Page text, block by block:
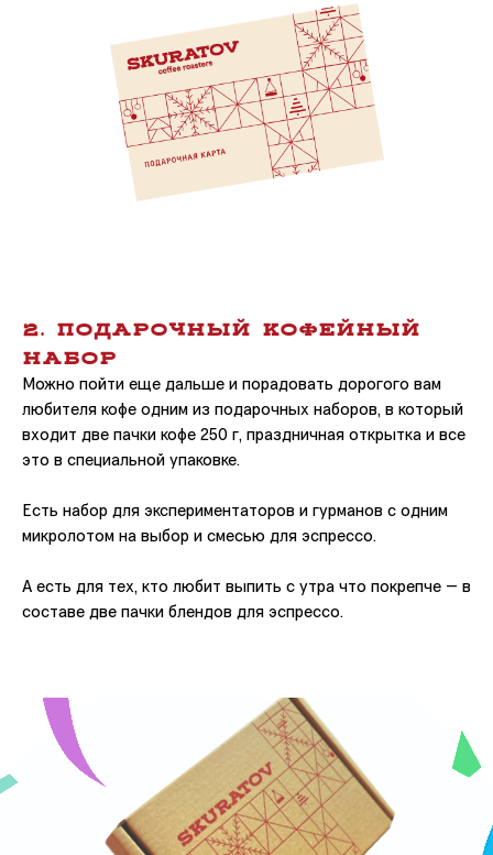
2. ПодАрочный кофЕйный
нАбор
Можно пойти еще дальше и порадовать дорогого вам
любителя кофе одним из подарочных наборов, в который
входит две пачки кофе 250 г, праздничная открытка и все
это в специальной упаковке.
Есть набор для экспериментаторов и гурманов с одним
микролотом на выбор и смесью для эспрессо.
А есть для тех, кто любит выпить с утра что покрепче — в
составе две пачки блендов для эспрессо.